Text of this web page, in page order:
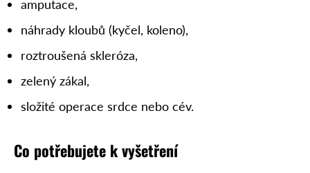
amputace,
náhrady kloubů (kyčel, koleno),
roztroušená skleróza,
zelený zákal,
složité operace srdce nebo cév.
Co potřebujete k vyšetření